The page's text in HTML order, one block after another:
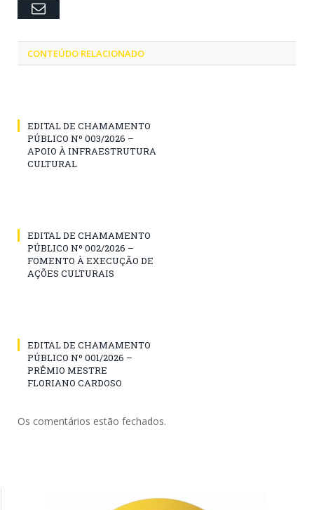
Email
CONTEÚDO RELACIONADO
EDITAL DE CHAMAMENTO
PÚBLICO Nº 003/2026 –
APOIO À INFRAESTRUTURA
CULTURAL
EDITAL DE CHAMAMENTO
PÚBLICO Nº 002/2026 –
FOMENTO À EXECUÇÃO DE
AÇÕES CULTURAIS
EDITAL DE CHAMAMENTO
PÚBLICO Nº 001/2026 –
PRÊMIO MESTRE
FLORIANO CARDOSO
Os comentários estão fechados.